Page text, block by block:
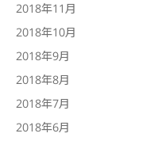
2018年11月
2018年10月
2018年9月
2018年8月
2018年7月
2018年6月